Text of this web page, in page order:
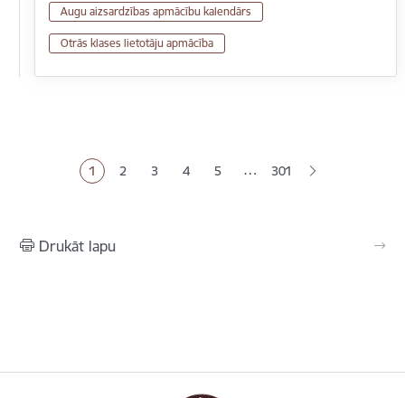
Augu aizsardzības apmācību kalendārs
Otrās klases lietotāju apmācība
Pašreizējā lapa
1 Lapa
2 Lapa
3 Lapa
4 Lapa
5 … 301
Drukāt lapu